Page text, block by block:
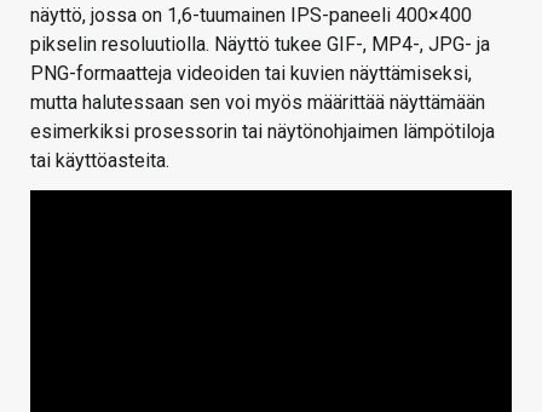
näyttö, jossa on 1,6-tuumainen IPS-paneeli 400×400
pikselin resoluutiolla. Näyttö tukee GIF-, MP4-, JPG- ja
PNG-formaatteja videoiden tai kuvien näyttämiseksi,
mutta halutessaan sen voi myös määrittää näyttämään
esimerkiksi prosessorin tai näytönohjaimen lämpötiloja
tai käyttöasteita.